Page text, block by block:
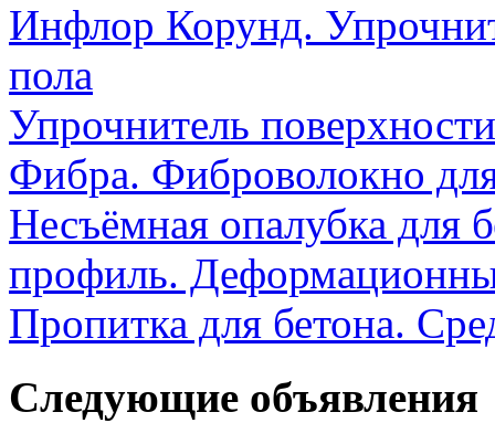
Инфлор Корунд.
пола
Упрочнитель
Фибра. Фиброволокно
Несъёмная опалубка для
профиль.
Пропитка для бетона.
Следующие объявления